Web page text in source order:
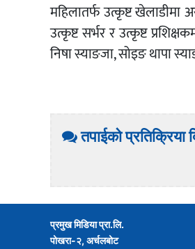
महिलातर्फ उत्कृष्ट खेलाडीमा
उत्कृष्ट सर्भर र उत्कृष्ट
निषा स्याङजा, सोइङ थापा
तपाईको प्रतिक्रिया
प्रमुख मिडिया प्रा.लि.
पोखरा-२, अर्चलबोट